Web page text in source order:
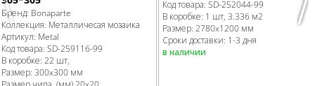
Previous
Бренд: Bonaparte
Коллекция: Металличесая мозаика
Артикул: Metal
Код товара: SD-259116-99
В коробке: 22 шт,
Размер: 300x300 мм
Код товара: SD-252044-99
В коробке: 1 шт, 3.336 м2
Размер: 2780x1200 мм
Сроки доставки: 1-3 дня
в наличии